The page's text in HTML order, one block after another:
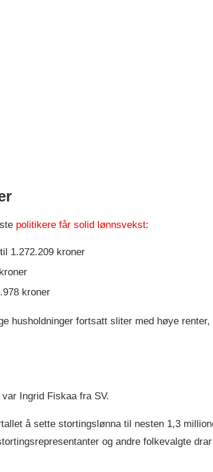
politikere får solid lønnsvekst:
1.272.209 kroner
kroner
husholdninger fortsatt sliter med høye
Ingrid Fiskaa fra SV.
å sette stortingslønna til nesten 1,3
og andre folkevalgte